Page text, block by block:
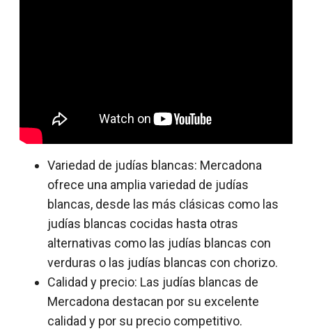
Variedad de judías blancas: Mercadona
ofrece una amplia variedad de judías
blancas, desde las más clásicas como las
judías blancas cocidas hasta otras
alternativas como las judías blancas con
verduras o las judías blancas con chorizo.
Calidad y precio: Las judías blancas de
Mercadona destacan por su excelente
calidad y por su precio competitivo.